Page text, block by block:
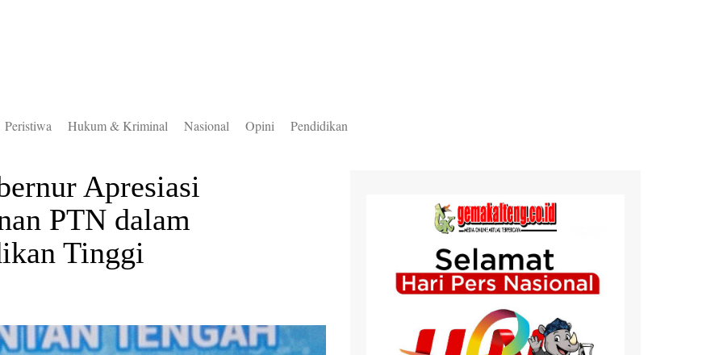
Timur
Utara
Mas
Peristiwa Hukum & Kriminal Nasional Opini Pendidikan
Apresiasi
PTN dalam
Tinggi